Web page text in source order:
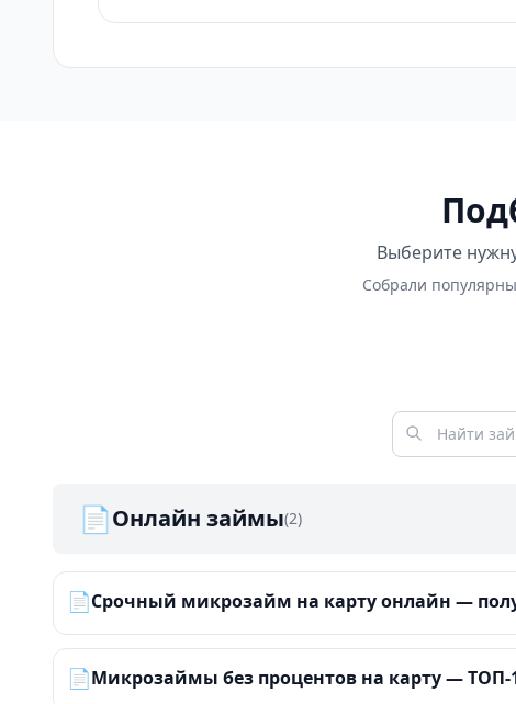
Выберите
Собрали
📄Онлайн займы(2)
📄Срочный микрозайм на карту онлайн —
📄Микрозаймы без процентов на карту — ТОП-